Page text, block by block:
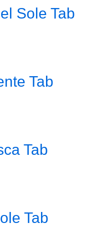
Sole Tab
Tab
Tab
Tab